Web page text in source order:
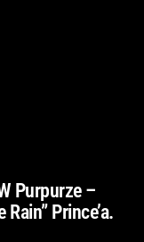
Purpurze –
Prince’a.